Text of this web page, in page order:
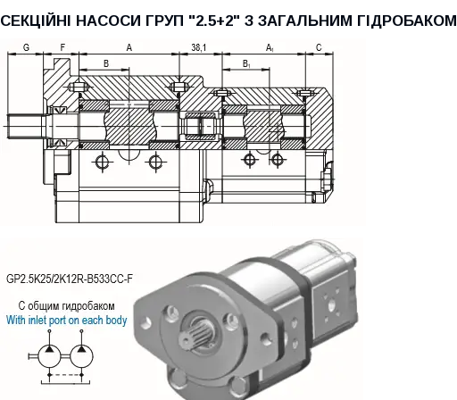
СЕКЦІЙНІ НАСОСИ ГРУП "2.5+2" З ЗАГАЛЬНИМ ГІДРОБАКОМ